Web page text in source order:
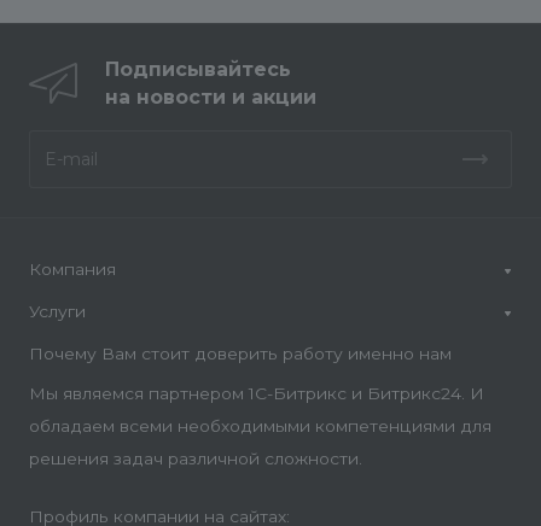
Подписывайтесь
на новости и акции
Компания
Услуги
Почему Вам стоит доверить работу именно нам
Мы являемся партнером 1С-Битрикс и Битрикс24. И
обладаем всеми необходимыми компетенциями для
решения задач различной сложности.
Профиль компании на сайтах: